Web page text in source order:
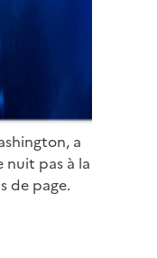
a
nuit pas à la
de page.